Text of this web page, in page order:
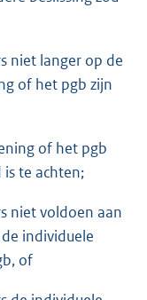
niet langer op de
of het pgb zijn
of het pgb
te achten;
niet voldoen aan
individuele
of